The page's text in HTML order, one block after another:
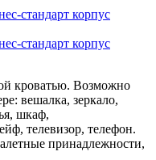
кроватью. Возможно
вешалка, зеркало,
шкаф,
телевизор, телефон.
принадлежности,